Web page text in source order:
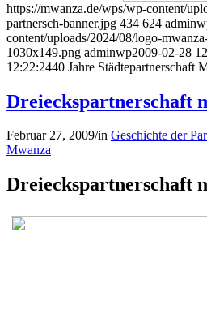
https://mwanza.de/wps/wp-content/
partnersch-banner.jpg 434 624
content/uploads/2024/08/logo-
1030x149.png adminwp2009-02-28
12:22:2440 Jahre Städtepartnerschaft
Dreieckspartnerschaft
Februar 27, 2009/in Geschichte der
Mwanza
Dreieckspartnerschaft